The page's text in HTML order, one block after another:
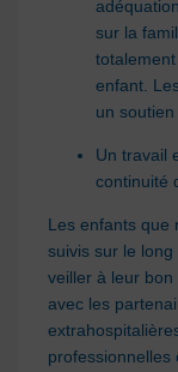
sur la
enfant.
un
Un travail
continuité
Les enfants que
suivis sur le long
veiller à leur bon
avec les
professionnelles